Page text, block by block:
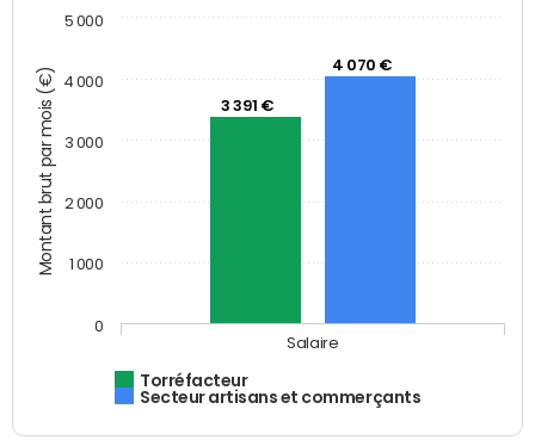
Montant brut par mois (€) 3 391 €
4 070 €
Torréfacteur
Secteur artisans et commerçants
Salaire
0
1 000
2 000
3 000
4 000
5 000